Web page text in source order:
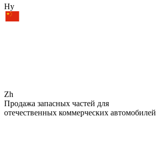
Hy
Zh
Продажа запасных частей для
отечественных коммерческих автомобилей